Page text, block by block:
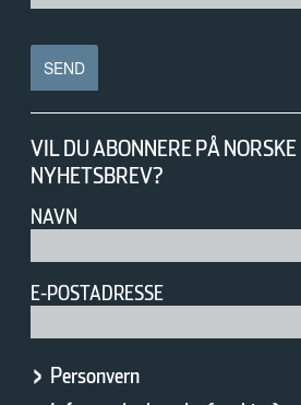
VIL DU ABONNERE PÅ
NYHETSBREV?
NAVN
E-POSTADRESSE
Personvern